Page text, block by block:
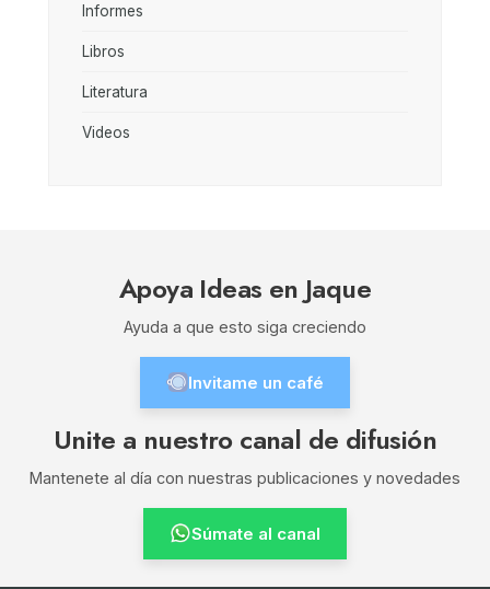
Informes
Libros
Literatura
Videos
Apoya Ideas en Jaque
Ayuda a que esto siga creciendo
Invitame un café
Unite a nuestro canal de difusión
Mantenete al día con nuestras publicaciones y novedades
Súmate al canal